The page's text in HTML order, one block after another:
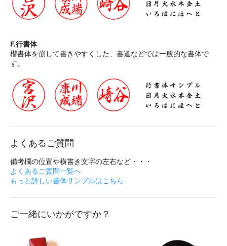
F.行書体
楷書体を崩して書きやすくした、書道などでは一般的な書体で
す。
よくあるご質問
備考欄の位置や横書き文字の左右など・・・
よくあるご質問一覧へ
もっと詳しい書体サンプルはこちら
ご一緒にいかがですか？